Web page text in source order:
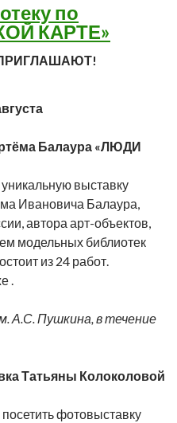
по
КАРТЕ»
Балаура «ЛЮДИ
выставку
Ивановича Балаура,
автора арт-объектов,
модельных библиотек
из 24 работ.
.
А.С. Пушкина, в течение
Татьяны Колоколовой
фотовыставку